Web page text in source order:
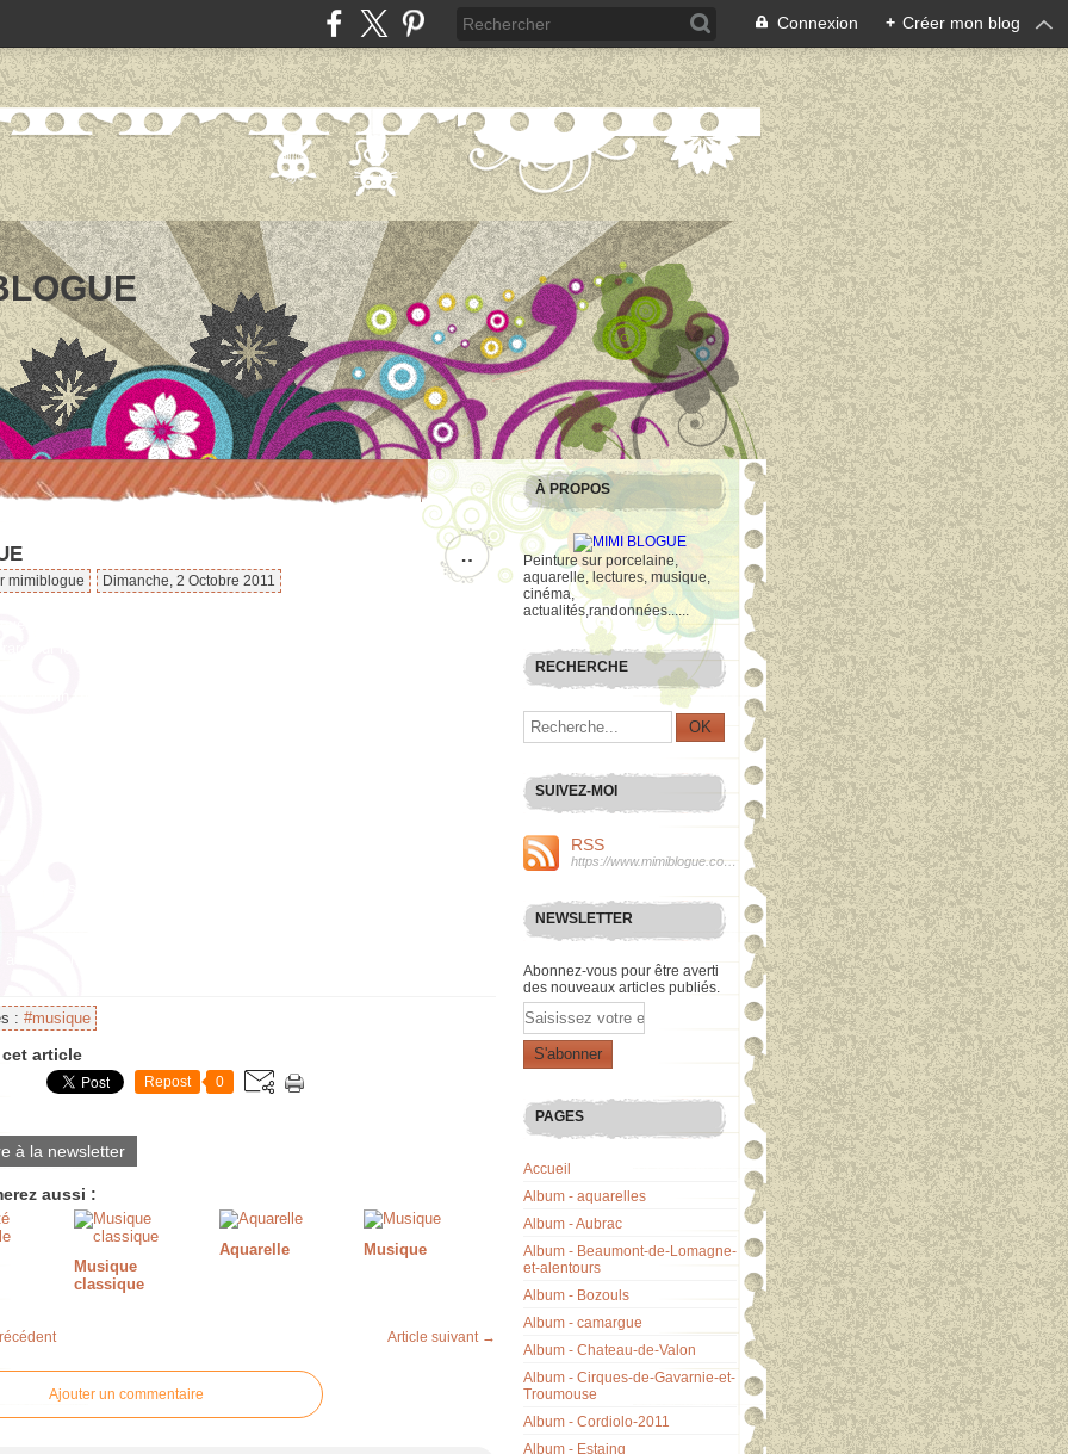
Connexion + Créer mon blog
…
mimiblogue Dimanche, 2 Octobre 2011
: #musique
article
Repost 0
à la newsletter
aussi :
Musique
classique
Aquarelle Musique
Article suivant →
Ajouter un commentaire
À PROPOS
Peinture sur porcelaine,
aquarelle, lectures, musique,
cinéma,
actualités,randonnées......
RECHERCHE
SUIVEZ-MOI
RSS
https://www.mimiblogue.com/rss
NEWSLETTER
Abonnez-vous pour être averti
des nouveaux articles publiés.
Email
PAGES
Accueil
Album - aquarelles
Album - Aubrac
Album - Beaumont-de-Lomagne-
et-alentours
Album - Bozouls
Album - camargue
Album - Chateau-de-Valon
Album - Cirques-de-Gavarnie-et-
Troumouse
Album - Cordiolo-2011
Album - Estaing